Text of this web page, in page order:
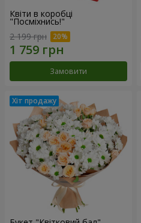
Квіти в коробці
"Посміхнись!"
2 199 грн
Замовити